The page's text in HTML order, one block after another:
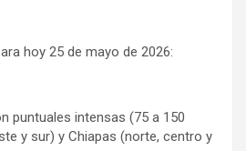
hoy 25 de mayo de 2026:
puntuales intensas (75 a 150
y sur) y Chiapas (norte, centro y